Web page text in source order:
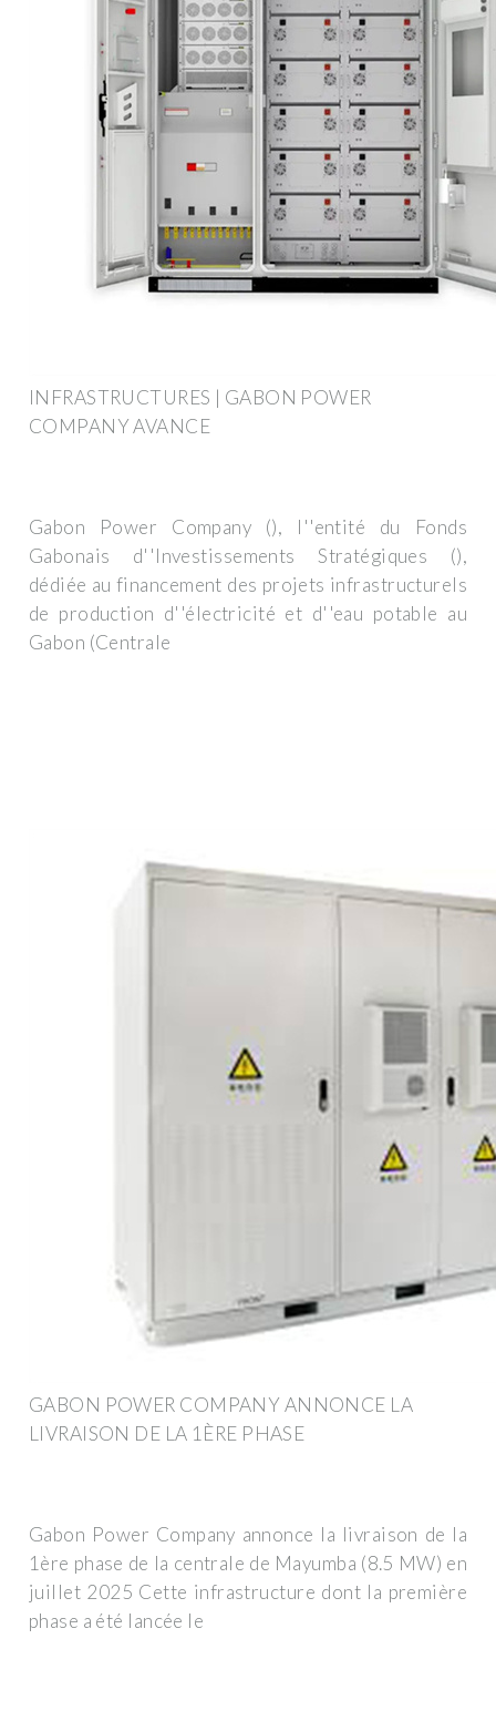
INFRASTRUCTURES | GABON POWER
COMPANY AVANCE
Gabon Power Company (), l''entité du Fonds
Gabonais d''Investissements Stratégiques (),
dédiée au financement des projets infrastructurels
de production d''électricité et d''eau potable au
Gabon (Centrale
GABON POWER COMPANY ANNONCE LA
LIVRAISON DE LA 1ÈRE PHASE
Gabon Power Company annonce la livraison de la
1ère phase de la centrale de Mayumba (8.5 MW) en
juillet 2025 Cette infrastructure dont la première
phase a été lancée le